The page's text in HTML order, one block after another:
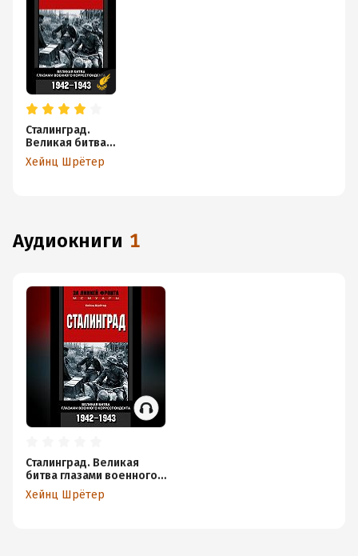
Сталинград.
Великая битва
глазами
военного
Хейнц Шрётер
аудиокниги 1
Сталинград. Великая
битва глазами военного
корреспондента. 1942-
1943
Хейнц Шрётер